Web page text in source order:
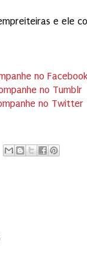
e ele
no Facebook
no Tumblr
no Twitter